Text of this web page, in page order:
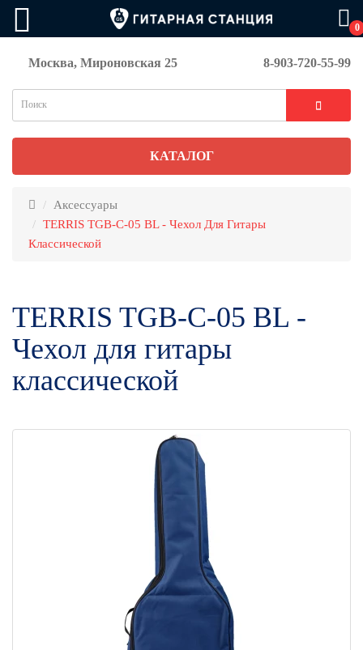
0
Москва, Мироновская 25 8-903-720-55-99
КАТАЛОГ
Аксессуары
TERRIS TGB-C-05 BL - Чехол Для Гитары
Классической
TERRIS TGB-C-05 BL -
Чехол для гитары
классической